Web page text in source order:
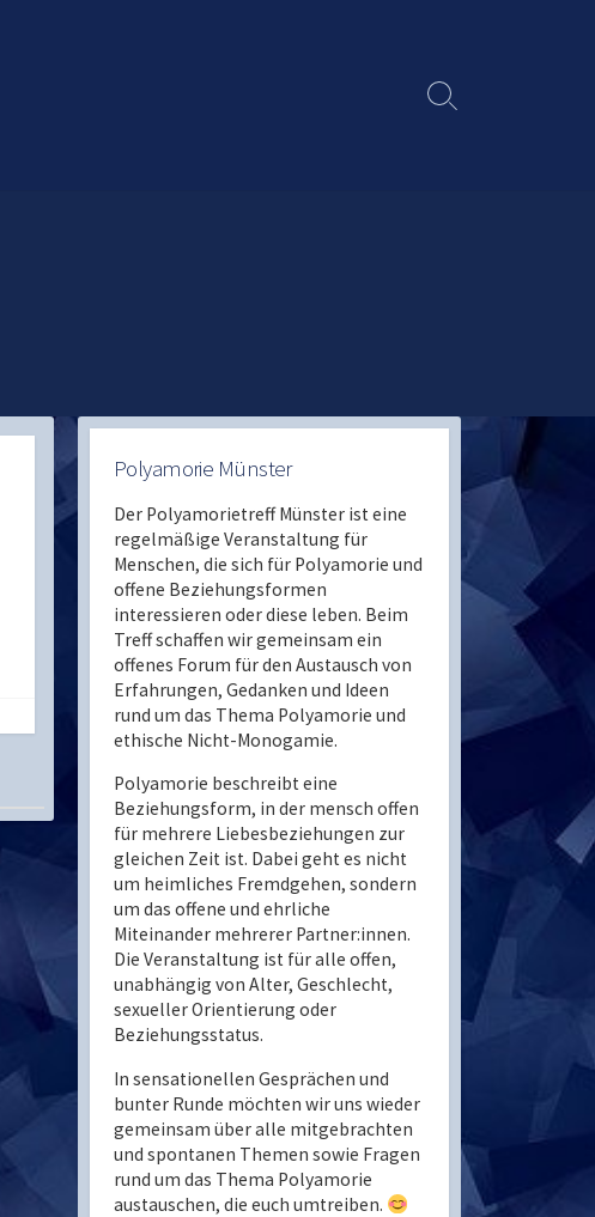
Search
Polyamorie Münster
Der Polyamorietreff Münster ist eine
regelmäßige Veranstaltung für
Menschen, die sich für Polyamorie und
offene Beziehungsformen
interessieren oder diese leben. Beim
Treff schaffen wir gemeinsam ein
offenes Forum für den Austausch von
Erfahrungen, Gedanken und Ideen
rund um das Thema Polyamorie und
ethische Nicht-Monogamie.
Polyamorie beschreibt eine
Beziehungsform, in der mensch offen
für mehrere Liebesbeziehungen zur
gleichen Zeit ist. Dabei geht es nicht
um heimliches Fremdgehen, sondern
um das offene und ehrliche
Miteinander mehrerer Partner:innen.
Die Veranstaltung ist für alle offen,
unabhängig von Alter, Geschlecht,
sexueller Orientierung oder
Beziehungsstatus.
In sensationellen Gesprächen und
bunter Runde möchten wir uns wieder
gemeinsam über alle mitgebrachten
und spontanen Themen sowie Fragen
rund um das Thema Polyamorie
austauschen, die euch umtreiben.